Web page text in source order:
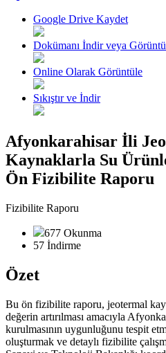
Google Drive Kaydet
Dokümanı İndir veya
Online Olarak Görüntüle
Sıkıştır ve İndir
Afyonkarahisar İli
Kaynaklarla Su
Ön Fizibilite Raporu
Fizibilite Raporu
677 Okunma
57 İndirme
Özet
Bu ön fizibilite raporu, jeotermal
değerin artırılması amacıyla
kurulmasının uygunluğunu tespit
oluşturmak ve detaylı fizibilite